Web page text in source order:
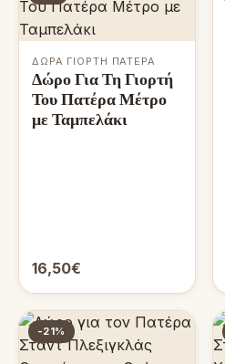
ΔΏΡΑ ΓΙΟΡΤΉ ΠΑΤΈΡΑ
Δώρο Για Τη Γιορτή
Του Πατέρα Μέτρο
με Ταμπελάκι
16,50€
-21%